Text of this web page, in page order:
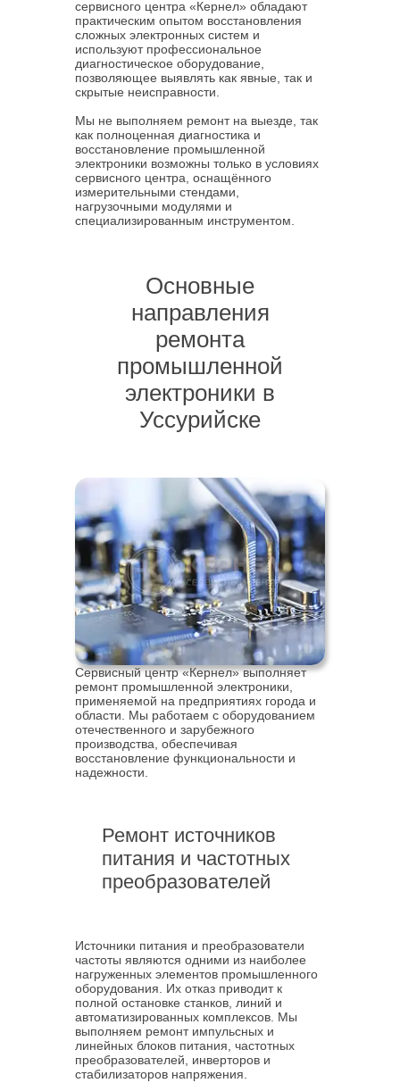
сервисного центра «Кернел» обладают
практическим опытом восстановления
сложных электронных систем и
используют профессиональное
диагностическое оборудование,
позволяющее выявлять как явные, так и
скрытые неисправности.
Мы не выполняем ремонт на выезде, так
как полноценная диагностика и
восстановление промышленной
электроники возможны только в условиях
сервисного центра, оснащённого
измерительными стендами,
нагрузочными модулями и
специализированным инструментом.
Основные
направления
ремонта
промышленной
электроники в
Уссурийске
Сервисный центр «Кернел» выполняет
ремонт промышленной электроники,
применяемой на предприятиях города и
области. Мы работаем с оборудованием
отечественного и зарубежного
производства, обеспечивая
восстановление функциональности и
надежности.
Ремонт источников
питания и частотных
преобразователей
Источники питания и преобразователи
частоты являются одними из наиболее
нагруженных элементов промышленного
оборудования. Их отказ приводит к
полной остановке станков, линий и
автоматизированных комплексов. Мы
выполняем ремонт импульсных и
линейных блоков питания, частотных
преобразователей, инверторов и
стабилизаторов напряжения.